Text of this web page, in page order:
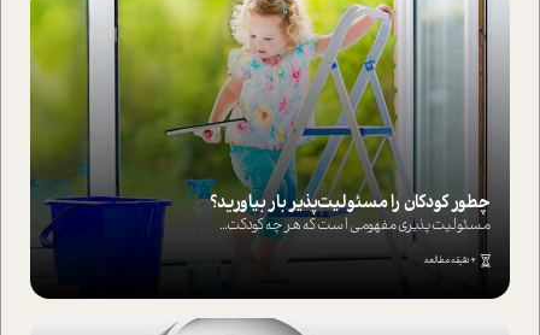
چطور کودکان را مسئولیت‌پذیر بار بیاورید؟
مسئولیت پذیری مفهومی ا ست که هر چه کودکت...
4 دقیقه مطالعه